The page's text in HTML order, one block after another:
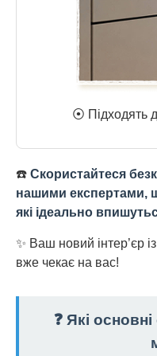
⦿ Підходять
☎️ Скористайтеся
нашими експертами,
які ідеально
✨ Ваш новий інтер’єр
вже чекає на вас!
❓ Які